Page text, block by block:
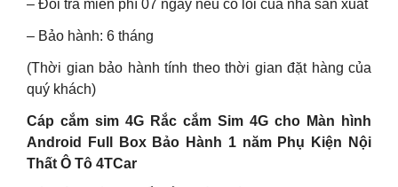
– Đổi trả miễn phí 07 ngày nếu có lỗi của nhà sản xuất
– Bảo hành: 6 tháng
(Thời gian bảo hành tính theo thời gian đặt hàng của
quý khách)
Cáp cắm sim 4G Rắc cắm Sim 4G cho Màn hình
Android Full Box Bảo Hành 1 năm Phụ Kiện Nội
Thất Ô Tô 4TCar